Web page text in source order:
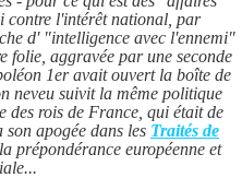
contre l'intérêt national, par
d' "intelligence avec l'ennemi"
folie, aggravée par une seconde
1er avait ouvert la boîte de
neveu suivit la même politique
des rois de France, qui était de
apogée dans les Traités de
prépondérance européenne et